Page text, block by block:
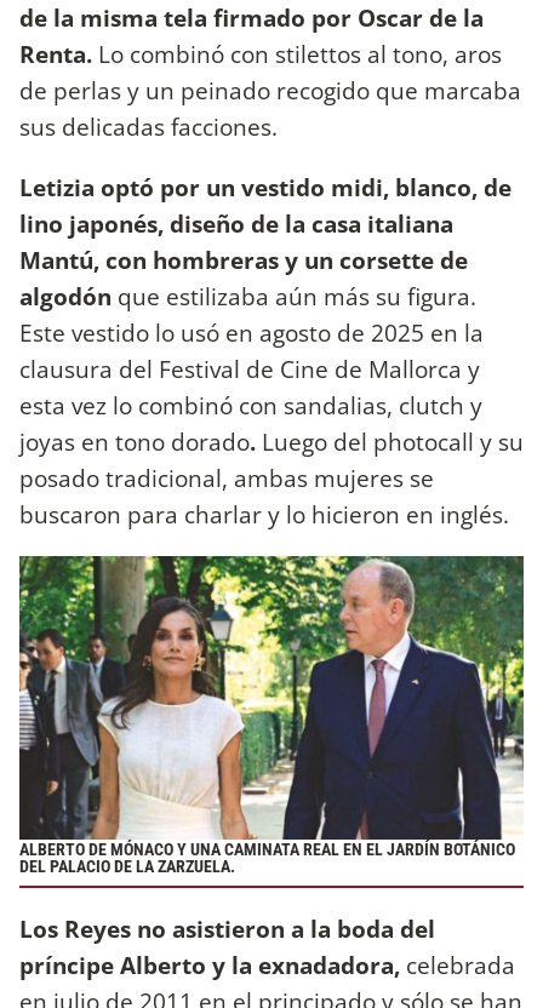
de la misma tela firmado por Oscar de la
Renta. Lo combinó con stilettos al tono, aros
de perlas y un peinado recogido que marcaba
sus delicadas facciones.
Letizia optó por un vestido midi, blanco, de
lino japonés, diseño de la casa italiana
Mantú, con hombreras y un corsette de
algodón que estilizaba aún más su figura.
Este vestido lo usó en agosto de 2025 en la
clausura del Festival de Cine de Mallorca y
esta vez lo combinó con sandalias, clutch y
joyas en tono dorado. Luego del photocall y su
posado tradicional, ambas mujeres se
buscaron para charlar y lo hicieron en inglés.
ALBERTO DE MÓNACO Y UNA CAMINATA REAL EN EL JARDÍN BOTÁNICO
DEL PALACIO DE LA ZARZUELA.
Los Reyes no asistieron a la boda del
príncipe Alberto y la exnadadora, celebrada
en julio de 2011 en el principado y sólo se han